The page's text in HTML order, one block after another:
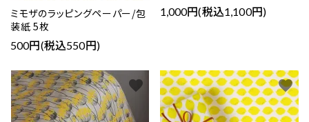
ミモザのラッピングペーパー/包
装紙 5枚
500円(税込550円)
1,000円(税込1,100円)
favorite favorite